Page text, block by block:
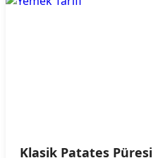
Klasik Patates Püresi